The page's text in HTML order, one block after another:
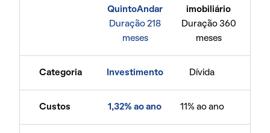
QuintoAndar
Duração 218
meses
imobiliário
Duração 360
meses
Categoria Investimento Dívida
Custos 1,32% ao ano 11% ao ano